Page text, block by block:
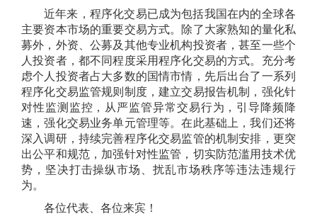
近年来， 程序化交易已成为包括我国在内的全球各
主要资本市场的重要交易方式。除了大家熟知的量化私
募外，外资、公募及其他专业机构投资者，甚至一些个
人投资者，都不同程度采用程序化交易的方式。充分考
虑个人投资者占大多数的国情市情，先后出台了一系列
程序化交易监管规则制度，建立交易报告机制，强化针
对性监测监控，从严监管异常交易行为，引导降频降
速，强化交易业务单元管理等。在此基础上，我们还将
深入调研，持续完善程序化交易监管的机制安排，更突
出公平和规范，加强针对性监管，切实防范滥用技术优
势，坚决打击操纵市场、扰乱市场秩序等违法违规行
为。
各位代表、各位来宾！